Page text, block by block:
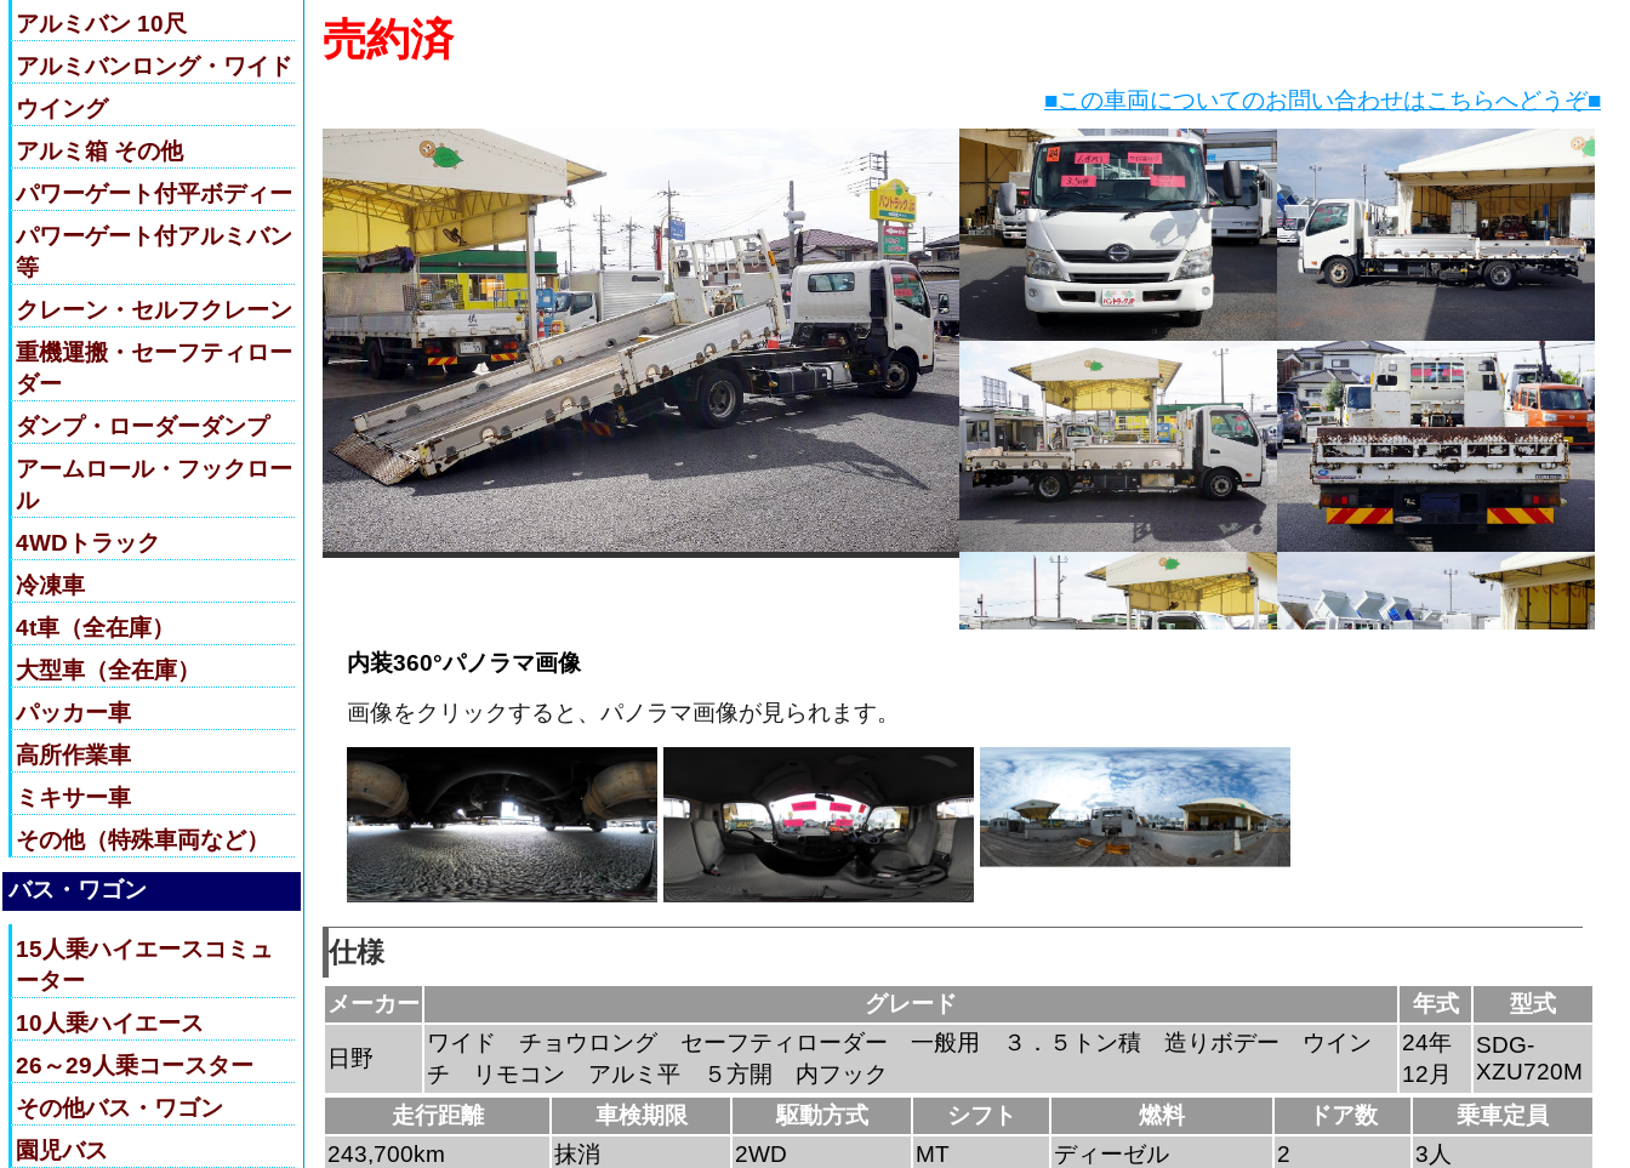
アルミバン 10尺
アルミバンロング・ワイド
ウイング
アルミ箱 その他
パワーゲート付平ボディー
パワーゲート付アルミバン
等
クレーン・セルフクレーン
重機運搬・セーフティロー
ダー
ダンプ・ローダーダンプ
アームロール・フックロー
ル
4WDトラック
冷凍車
4t車（全在庫）
大型車（全在庫）
パッカー車
高所作業車
ミキサー車
その他（特殊車両など）
バス・ワゴン
15人乗ハイエースコミュ
ーター
10人乗ハイエース
26～29人乗コースター
その他バス・ワゴン
園児バス
売約済
■この車両についてのお問い合わせはこちらへどうぞ■
内装360°パノラマ画像
画像をクリックすると、パノラマ画像が見られます。
仕様
メーカー グレード 年式 型式
日野
ワイド チョウロング セーフティローダー 一般用 ３．５トン積 造りボデー ウイン
チ リモコン アルミ平 ５方開 内フック
24年
12月
SDG-
XZU720M
走行距離
車検期限 駆動方式 シフト 燃料 ドア数
乗車定員
243,700km
抹消 2WD MT ディーゼル 2
3人